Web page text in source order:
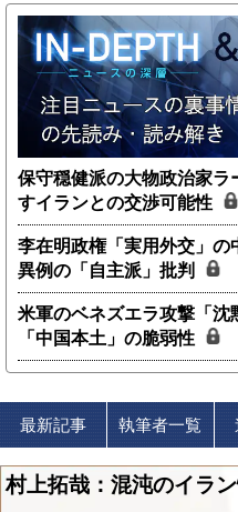
保守穏健派の大物政治家
すイランとの交渉可能性
李在明政権「実用外交」
異例の「自主派」批判
米軍のベネズエラ攻撃「沈
「中国本土」の脆弱性
最新記事 執筆者一覧
村上拓哉：混沌のイラ